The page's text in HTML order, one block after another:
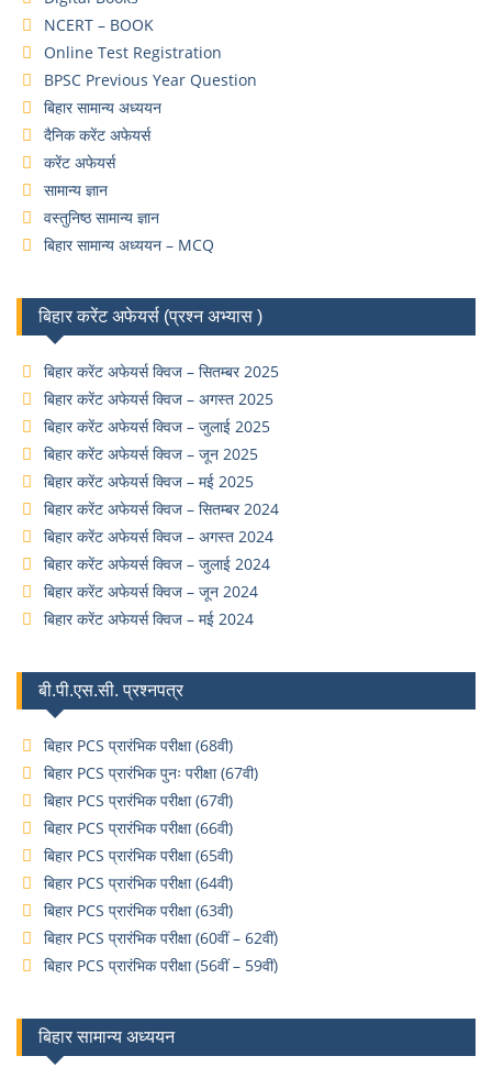
NCERT – BOOK
Online Test Registration
BPSC Previous Year Question
बिहार सामान्य अध्ययन
दैनिक करेंट अफेयर्स
करेंट अफेयर्स
सामान्य ज्ञान
वस्तुनिष्ठ सामान्य ज्ञान
बिहार सामान्य अध्ययन – MCQ
बिहार करेंट अफेयर्स (प्रश्न अभ्यास )
बिहार करेंट अफेयर्स क्विज – सितम्बर 2025
बिहार करेंट अफेयर्स क्विज – अगस्त 2025
बिहार करेंट अफेयर्स क्विज – जुलाई 2025
बिहार करेंट अफेयर्स क्विज – जून 2025
बिहार करेंट अफेयर्स क्विज – मई 2025
बिहार करेंट अफेयर्स क्विज – सितम्बर 2024
बिहार करेंट अफेयर्स क्विज – अगस्त 2024
बिहार करेंट अफेयर्स क्विज – जुलाई 2024
बिहार करेंट अफेयर्स क्विज – जून 2024
बिहार करेंट अफेयर्स क्विज – मई 2024
बी.पी.एस.सी. प्रश्नपत्र
बिहार PCS प्रारंभिक परीक्षा (68वी)
बिहार PCS प्रारंभिक पुनः परीक्षा (67वी)
बिहार PCS प्रारंभिक परीक्षा (67वी)
बिहार PCS प्रारंभिक परीक्षा (66वी)
बिहार PCS प्रारंभिक परीक्षा (65वी)
बिहार PCS प्रारंभिक परीक्षा (64वी)
बिहार PCS प्रारंभिक परीक्षा (63वी)
बिहार PCS प्रारंभिक परीक्षा (60वीं – 62वीं)
बिहार PCS प्रारंभिक परीक्षा (56वीं – 59वीं)
बिहार सामान्य अध्ययन